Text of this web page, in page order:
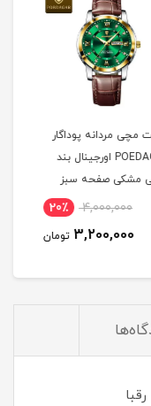
مردانه پوداگار
POEDAGAR اورجينال بند
مشکی صفحه سبز
4,000,000 20٪
3,200,000 تومان